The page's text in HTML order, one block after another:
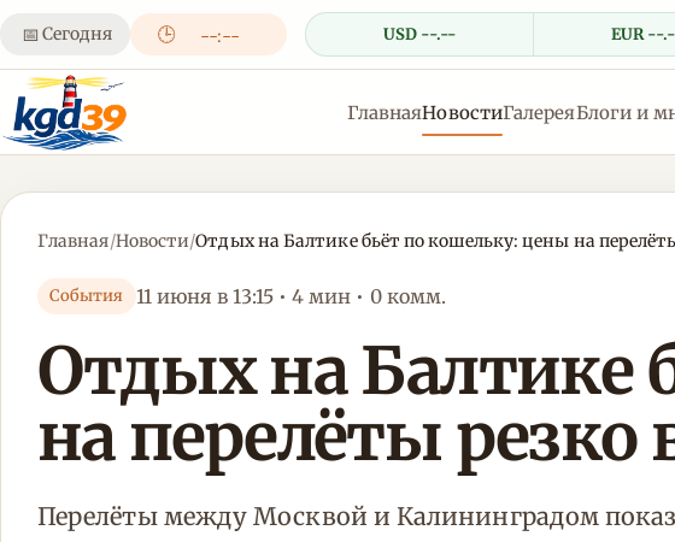
📅 Сегодня 🕒 --:-- USD --.-- EUR --
ГлавнаяНовостиГалереяБлоги и
Главная/Новости/Отдых на Балтике бьёт по кошельку: цены на
События 11 июня в 13:15 • 4 мин • 0 комм.
Отдых на Балтике
на перелёты резко
Перелёты между Москвой и Калининградом